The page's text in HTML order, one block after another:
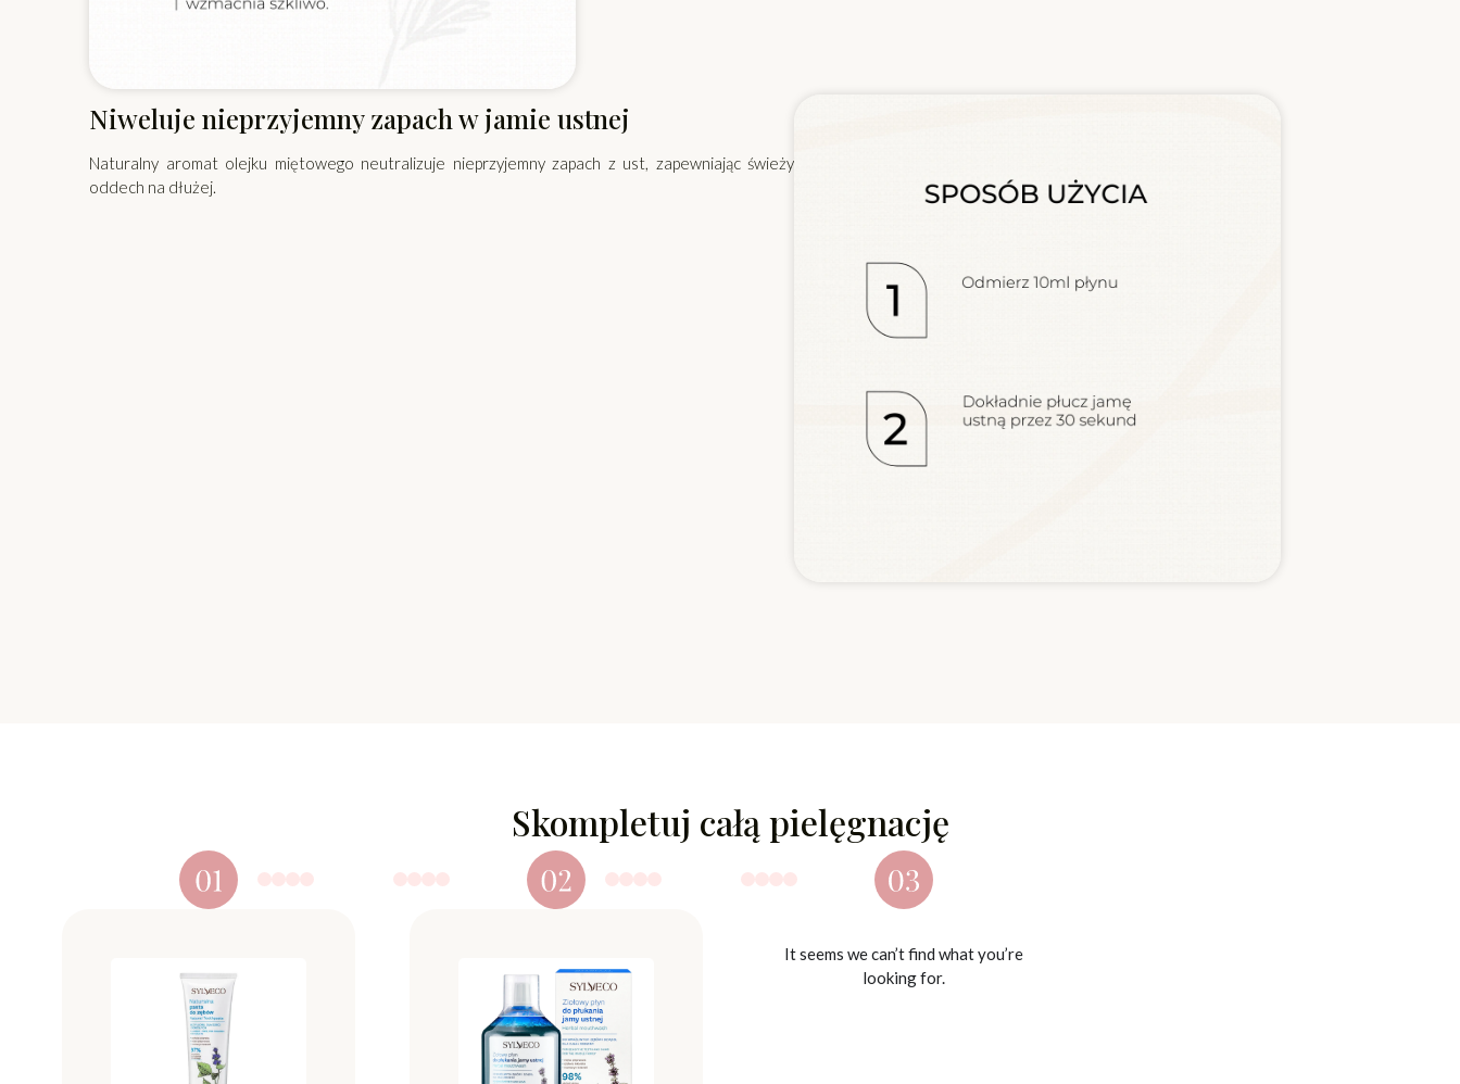
Niweluje nieprzyjemny zapach w jamie ustnej
Naturalny aromat olejku miętowego neutralizuje nieprzyjemny zapach z ust, zapewniając świeży
oddech na dłużej.
Skompletuj całą pielęgnację
It seems we can’t find what you’re
looking for.